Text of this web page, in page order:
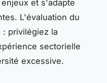
et s'adapte
L'évaluation du
privilégiez la
sectorielle
excessive.